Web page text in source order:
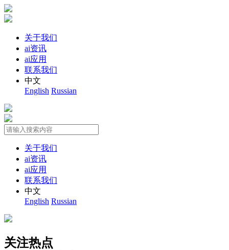
关于我们
ai资讯
ai应用
联系我们
中文
English Russian
关于我们
ai资讯
ai应用
联系我们
中文
English Russian
关注热点